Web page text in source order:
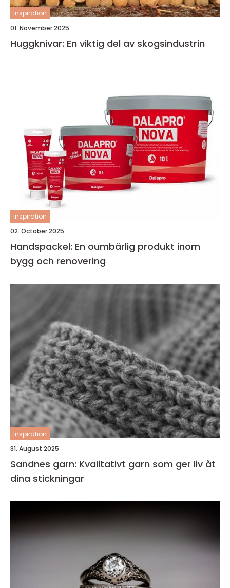
inspiration
01. November 2025
Huggknivar: En viktig del av skogsindustrin
inspiration
02. October 2025
Handspackel: En oumbärlig produkt inom
bygg och renovering
inspiration
31. August 2025
Sandnes garn: Kvalitativt garn som ger liv åt
dina stickningar